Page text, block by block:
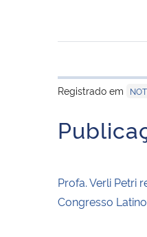
Registrado em
Profa. Verli Petri
Congresso